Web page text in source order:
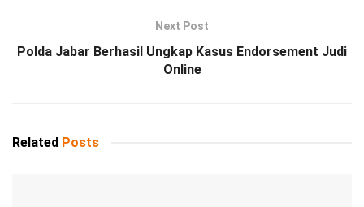
Next Post
Polda Jabar Berhasil Ungkap Kasus Endorsement Judi
Online
Related Posts